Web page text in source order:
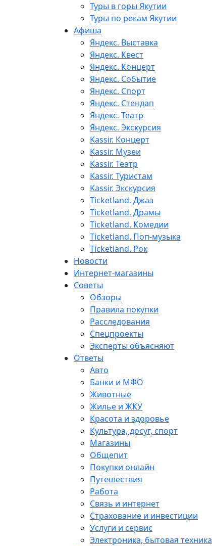
Туры в горы Якутии
Туры по рекам Якутии
Афиша
Яндекс. Выставка
Яндекс. Квест
Яндекс. Концерт
Яндекс. Событие
Яндекс. Спорт
Яндекс. Стендап
Яндекс. Театр
Яндекс. Экскурсия
Kassir. Концерт
Kassir. Музеи
Kassir. Театр
Kassir. Туристам
Kassir. Экскурсия
Ticketland. Джаз
Ticketland. Драмы
Ticketland. Комедии
Ticketland. Поп-музыка
Ticketland. Рок
Новости
Интернет-магазины
Советы
Обзоры
Правила покупки
Расследования
Спецпроекты
Эксперты объясняют
Ответы
Авто
Банки и МФО
Животные
Жилье и ЖКУ
Красота и здоровье
Культура, досуг, спорт
Магазины
Общепит
Покупки онлайн
Путешествия
Работа
Связь и интернет
Страхование и инвестиции
Услуги и сервис
Электроника, бытовая техника